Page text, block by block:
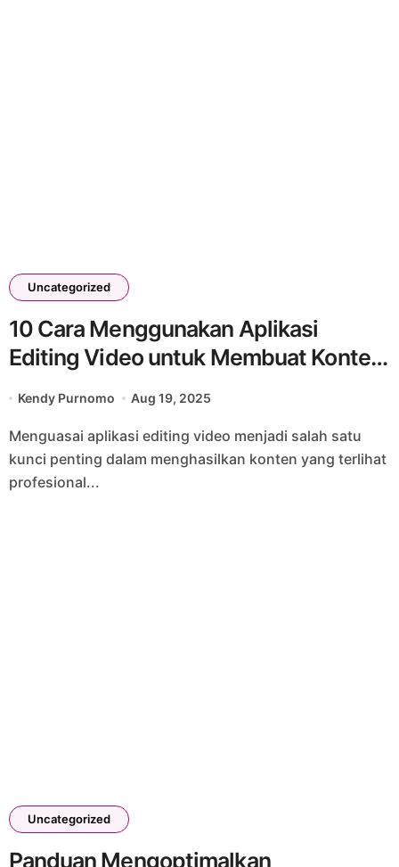
Uncategorized
10 Cara Menggunakan Aplikasi
Editing Video untuk Membuat Konten
Profesional
Kendy Purnomo Aug 19, 2025
Menguasai aplikasi editing video menjadi salah satu
kunci penting dalam menghasilkan konten yang terlihat
profesional...
Uncategorized
Panduan Mengoptimalkan